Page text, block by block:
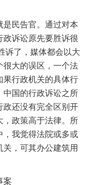
民告官。通过对本
诉讼原先要胜诉很
诉了，媒体都会以大
很大的误区，一个法
果行政机关的具体行
中国的行政诉讼之所
政还没有完全区别开
，政策高于法律。所
，我觉得法院或多或
，可其办公建筑用
案